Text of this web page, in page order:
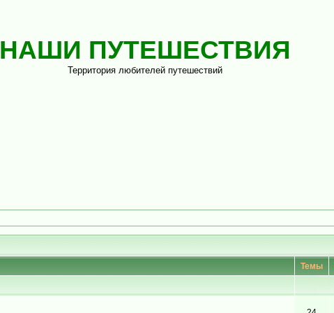
НАШИ ПУТЕШЕСТВИЯ
Территория любителей путешествий
Темы